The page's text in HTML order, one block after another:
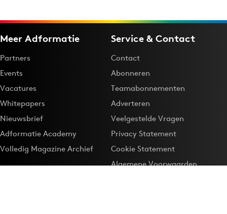
Meer Adformatie
Partners
Events
Vacatures
Whitepapers
Nieuwsbrief
Adformatie Academy
Volledig Magazine Archief
Service & Contact
Contact
Abonneren
Teamabonnementen
Adverteren
Veelgestelde Vragen
Privacy Statement
Cookie Statement
Algemene Voorwaarden